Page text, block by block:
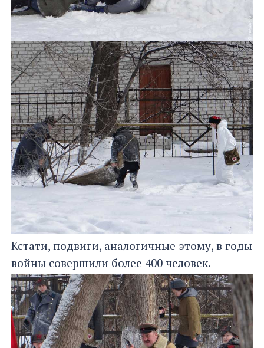
Кстати, подвиги, аналогичные этому, в годы
войны совершили более 400 человек.